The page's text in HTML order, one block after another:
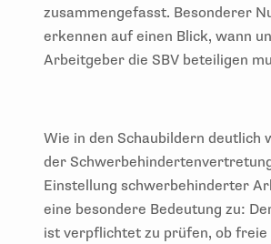
zusammengefasst. Besonderer
erkennen auf einen Blick, wann
Arbeitgeber die SBV beteiligen
Wie in den Schaubildern deutlich
der
Einstellung schwerbehinderter
eine besondere Bedeutung zu:
ist verpflichtet zu prüfen, ob